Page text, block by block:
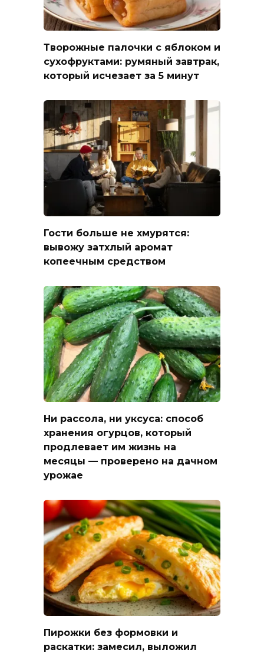
Творожные палочки с яблоком и
сухофруктами: румяный завтрак,
который исчезает за 5 минут
Гости больше не хмурятся:
вывожу затхлый аромат
копеечным средством
Ни рассола, ни уксуса: способ
хранения огурцов, который
продлевает им жизнь на
месяцы — проверено на дачном
урожае
Пирожки без формовки и
раскатки: замесил, выложил